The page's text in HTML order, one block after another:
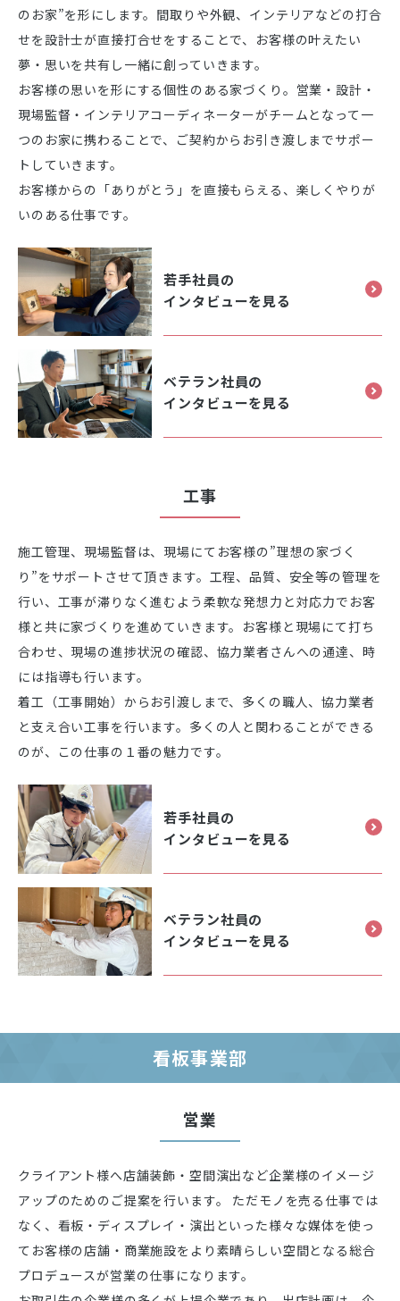
のお家”を形にします。間取りや外観、インテリアなどの打合
せを設計士が直接打合せをすることで、お客様の叶えたい
夢・思いを共有し一緒に創っていきます。
お客様の思いを形にする個性のある家づくり。営業・設計・
現場監督・インテリアコーディネーターがチームとなって一
つのお家に携わることで、ご契約からお引き渡しまでサポー
トしていきます。
お客様からの「ありがとう」を直接もらえる、楽しくやりが
いのある仕事です。
若手社員の
インタビューを見る
ベテラン社員の
インタビューを見る
工事
施工管理、現場監督は、現場にてお客様の”理想の家づく
り”をサポートさせて頂きます。工程、品質、安全等の管理を
行い、工事が滞りなく進むよう柔軟な発想力と対応力でお客
様と共に家づくりを進めていきます。お客様と現場にて打ち
合わせ、現場の進捗状況の確認、協力業者さんへの通達、時
には指導も行います。
着工（工事開始）からお引渡しまで、多くの職人、協力業者
と支え合い工事を行います。多くの人と関わることができる
のが、この仕事の１番の魅力です。
若手社員の
インタビューを見る
ベテラン社員の
インタビューを見る
看板事業部
営業
クライアント様へ店舗装飾・空間演出など企業様のイメージ
アップのためのご提案を行います。 ただモノを売る仕事では
なく、看板・ディスプレイ・演出といった様々な媒体を使っ
てお客様の店舗・商業施設をより素晴らしい空間となる総合
プロデュースが営業の仕事になります。